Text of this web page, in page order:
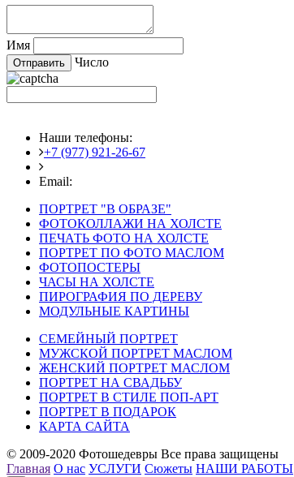
Имя
Число
Наши телефоны:
+7 (977) 921-26-67
Email:
ПОРТРЕТ "В ОБРАЗЕ"
ФОТОКОЛЛАЖИ НА ХОЛСТЕ
ПЕЧАТЬ ФОТО НА ХОЛСТЕ
ПОРТРЕТ ПО ФОТО МАСЛОМ
ФОТОПОСТЕРЫ
ЧАСЫ НА ХОЛСТЕ
ПИРОГРАФИЯ ПО ДЕРЕВУ
МОДУЛЬНЫЕ КАРТИНЫ
СЕМЕЙНЫЙ ПОРТРЕТ
МУЖСКОЙ ПОРТРЕТ МАСЛОМ
ЖЕНСКИЙ ПОРТРЕТ МАСЛОМ
ПОРТРЕТ НА СВАДЬБУ
ПОРТРЕТ В СТИЛЕ ПОП-АРТ
ПОРТРЕТ В ПОДАРОК
КАРТА САЙТА
© 2009-2020 Фотошедевры Все права защищены
Главная О нас УСЛУГИ Сюжеты НАШИ РАБОТЫ